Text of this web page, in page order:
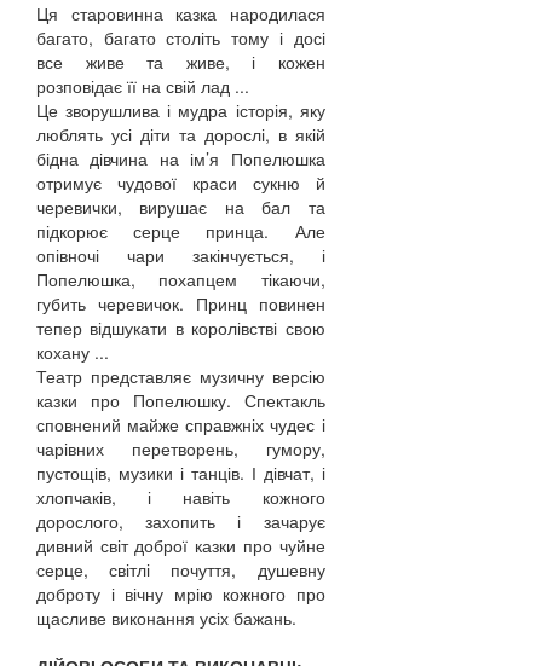
Ця старовинна казка народилася
багато, багато століть тому і досі
все живе та живе, і кожен
розповідає її на свій лад ...
Це зворушлива і мудра історія, яку
люблять усі діти та дорослі, в якій
бідна дівчина на ім’я Попелюшка
отримує чудової краси сукню й
черевички, вирушає на бал та
підкорює серце принца. Але
опівночі чари закінчується, і
Попелюшка, похапцем тікаючи,
губить черевичок. Принц повинен
тепер відшукати в королівстві свою
кохану ...
Театр представляє музичну версію
казки про Попелюшку. Спектакль
сповнений майже справжніх чудес і
чарівних перетворень, гумору,
пустощів, музики і танців. І дівчат, і
хлопчаків, і навіть кожного
дорослого, захопить і зачарує
дивний світ доброї казки про чуйне
серце, світлі почуття, душевну
доброту і вічну мрію кожного про
щасливе виконання усіх бажань.